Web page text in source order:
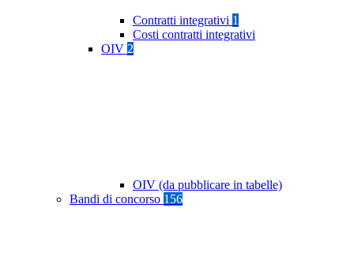
Contratti integrativi 1
Costi contratti integrativi
OIV 2
OIV (da pubblicare in tabelle)
Bandi di concorso 156